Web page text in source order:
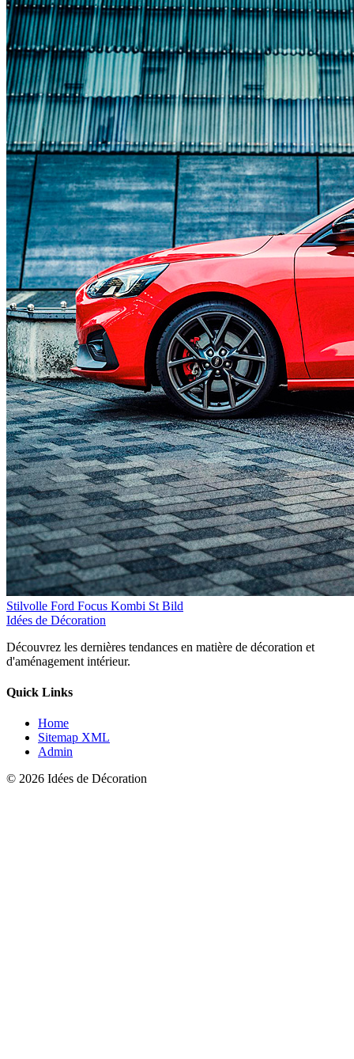
Stilvolle Ford Focus Kombi St Bild
Idées de Décoration
Découvrez les dernières tendances en matière de décoration et
d'aménagement intérieur.
Quick Links
Home
Sitemap XML
Admin
© 2026 Idées de Décoration